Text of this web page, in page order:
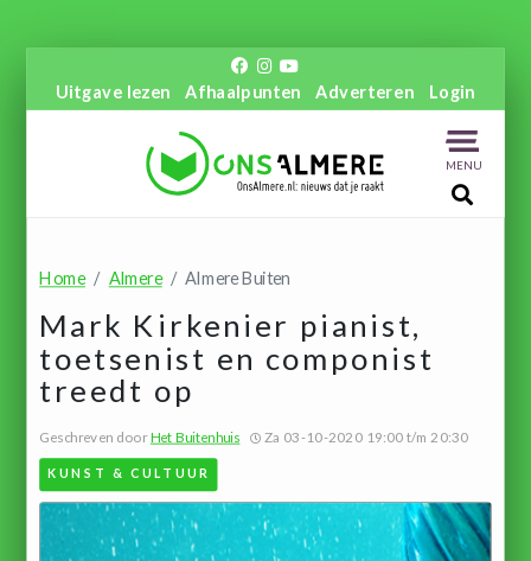
Uitgave lezen Afhaalpunten Adverteren Login
MENU
Home Almere Almere Buiten
Mark Kirkenier pianist,
toetsenist en componist
treedt op
Geschreven doorHet Buitenhuis Za 03-10-2020 19:00 t/m 20:30
KUNST & CULTUUR